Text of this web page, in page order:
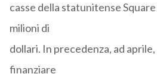
casse della statunitense
milioni di
dollari. In precedenza, ad aprile,
finanziare